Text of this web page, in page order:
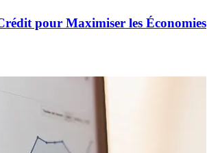
pour Maximiser les Économies